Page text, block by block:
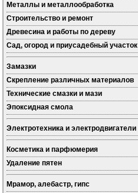
Металлы и металлообработка
Строительство и ремонт
Древесина и работы по дереву
Сад, огород и приусадебный участок
Замазки
Скрепление различных материалов
Технические смазки и мази
Эпоксидная смола
Электротехника и электродвигатели
Косметика и парфюмерия
Удаление пятен
Мрамор, алебастр, гипс